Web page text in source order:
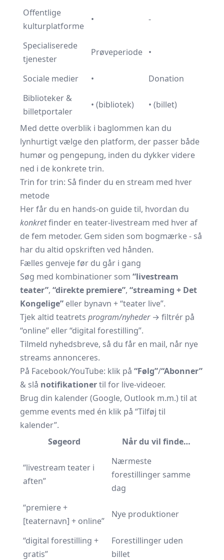
Offentlige
kulturplatforme
• -
Specialiserede
tjenester
Prøveperiode •
Sociale medier •
Donation
Biblioteker &
billetportaler
• (bibliotek) • (billet)
Med dette overblik i baglommen kan du
lynhurtigt vælge den platform, der passer både
humør og pengepung, inden du dykker videre
ned i de konkrete trin.
Trin for trin: Så finder du en stream med hver
metode
Her får du en hands-on guide til, hvordan du
konkretfinder en teater-livestream med hver af
de fem metoder. Gem siden som bogmærke - så
har du altid opskriften ved hånden.
Fælles genveje før du går i gang
Søg med kombinationer som “livestream
teater”, “direkte premiere”, “streaming + Det
Kongelige” eller bynavn + “teater live”.
Tjek altid teatrets program/nyheder→ filtrér på
“online” eller “digital forestilling”.
Tilmeld nyhedsbreve, så du får en mail, når nye
streams annonceres.
På Facebook/YouTube: klik på “Følg”/“Abonner”
& slå notifikationertil for live-videoer.
Brug din kalender (Google, Outlook m.m.) til at
gemme events med én klik på “Tilføj til
kalender”.
Søgeord
Når du vil finde…
“livestream teater i
aften”
Nærmeste
forestillinger samme
dag
“premiere +
[teaternavn] + online”
Nye produktioner
“digital forestilling +
gratis”
Forestillinger uden
billet